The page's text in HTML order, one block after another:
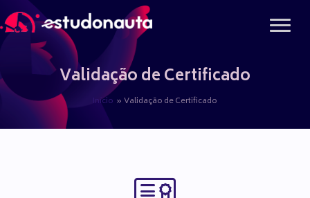
para
conteúdoValidação de Certificado
Início Validação de Certificado